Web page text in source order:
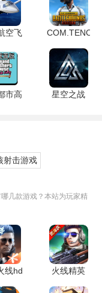
准来进行射击，灵活
生存。
组技能，如何搭配这
同关卡的特点选择合
数，积累到一定程度
的深度与趣味性。
冰冻和电击等，玩家
的战斗风格。
通过不断的升级与强
空飞
版
4.5.0 官方
版
市高
星空之战
射击游戏
几款游戏？本站为玩家精
线hd
火线精英
3D单机版